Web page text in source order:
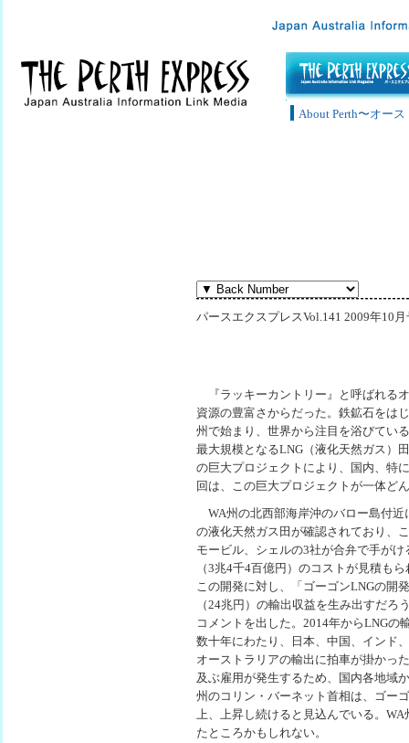
About Perth〜オー
パースエクスプレスVol.141 2009年10月
『ラッキーカントリー』と呼ばれる
資源の豊富さからだった。鉄鉱石をは
州で始まり、世界から注目を浴びてい
最大規模となるLNG（液化天然ガス）
の巨大プロジェクトにより、国内、特
回は、この巨大プロジェクトが一体ど
WA州の北西部海岸沖のバロー島付近
の液化天然ガス田が確認されており、
モービル、シェルの3社が合弁で手が
（3兆4千4百億円）のコストが見積も
この開発に対し、「ゴーゴンLNGの開
（24兆円）の輸出収益を生み出すだろ
コメントを出した。2014年からLNGの
数十年にわたり、日本、中国、インド
オーストラリアの輸出に拍車が掛かっ
及ぶ雇用が発生するため、国内各地域
州のコリン・バーネット首相は、ゴー
上、上昇し続けると見込んでいる。
たところかもしれない。